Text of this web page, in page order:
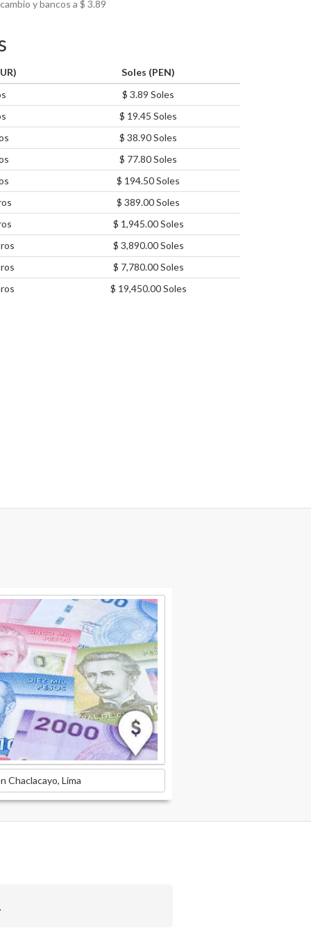
y bancos a $ 3.89
Soles (PEN)
$ 3.89 Soles
$ 19.45 Soles
$ 38.90 Soles
$ 77.80 Soles
$ 194.50 Soles
$ 389.00 Soles
$ 1,945.00 Soles
$ 3,890.00 Soles
$ 7,780.00 Soles
$ 19,450.00 Soles
Chaclacayo, Lima